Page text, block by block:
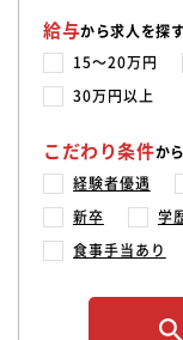
給与から求人を探
15〜20万円
30万円以上
こだわり条件か
経験者優遇
新卒 学
食事手当あり